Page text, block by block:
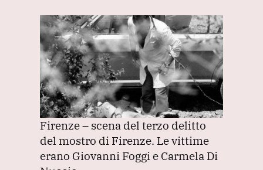
Firenze – scena del terzo delitto
del mostro di Firenze. Le vittime
erano Giovanni Foggi e Carmela Di